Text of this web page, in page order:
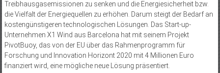
Treibhausgasemissionen zu senken und die Energiesicherheit bzw.
die Vielfalt der Energiequellen zu erhöhen. Darum steigt der Bedarf an
­kostengünstigeren technologischen Lösungen. Das Start-up-
Unternehmen X1 Wind aus Barcelona hat mit seinem Projekt
PivotBuoy, das von der EU über das Rahmenprogramm für
Forschung und Innovation Horizont 2020 mit 4 Millionen Euro
finanziert wird, eine mögliche neue Lösung präsentiert.